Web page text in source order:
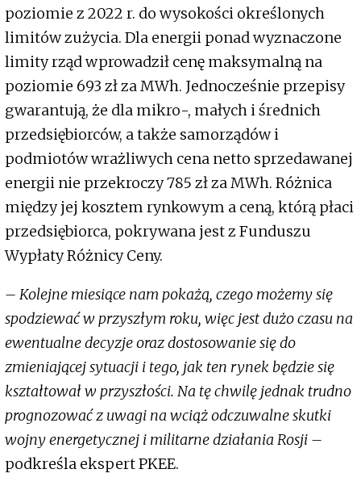
poziomie z 2022 r. do wysokości określonych
limitów zużycia. Dla energii ponad wyznaczone
limity rząd wprowadził cenę maksymalną na
poziomie 693 zł za MWh. Jednocześnie przepisy
gwarantują, że dla mikro-, małych i średnich
przedsiębiorców, a także samorządów i
podmiotów wrażliwych cena netto sprzedawanej
energii nie przekroczy 785 zł za MWh. Różnica
między jej kosztem rynkowym a ceną, którą płaci
przedsiębiorca, pokrywana jest z Funduszu
Wypłaty Różnicy Ceny.
– Kolejne miesiące nam pokażą, czego możemy się
spodziewać w przyszłym roku, więc jest dużo czasu na
ewentualne decyzje oraz dostosowanie się do
zmieniającej sytuacji i tego, jak ten rynek będzie się
kształtował w przyszłości. Na tę chwilę jednak trudno
prognozować z uwagi na wciąż odczuwalne skutki
wojny energetycznej i militarne działania Rosji –
podkreśla ekspert PKEE.